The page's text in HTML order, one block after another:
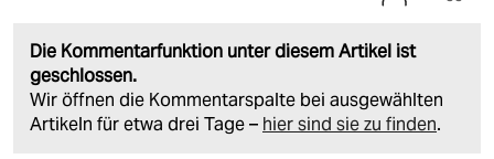
Die Kommentarfunktion unter diesem Artikel ist
geschlossen.
Wir öffnen die Kommentarspalte bei ausgewählten
Artikeln für etwa drei Tage – hier sind sie zu finden.